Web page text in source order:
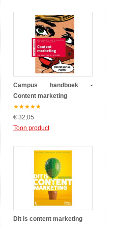
Campus handboek -
Content marketing
★★★★★
€ 32,05
Toon product
Dit is content marketing